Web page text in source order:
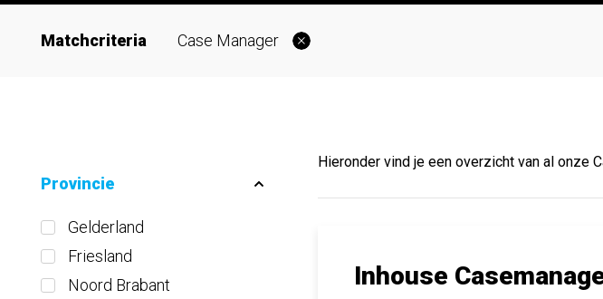
Matchcriteria Case Manager
Provincie
Gelderland
Friesland
Noord Brabant
Hieronder vind je een overzicht van al onze
Inhouse